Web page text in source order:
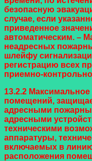
безопасную
случае, если
приведенное
автоматическим. –
неадресных
шлейфу
регистрацию всех
приемно-
13.2.2
помещений,
адресными
адресными
техническими
аппаратуры,
включаемых в
расположения